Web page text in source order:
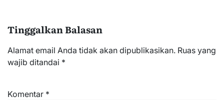
Tinggalkan Balasan
Alamat email Anda tidak akan dipublikasikan. Ruas yang
wajib ditandai *
Komentar *